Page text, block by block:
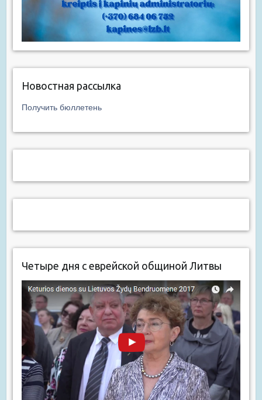
Новостная рассылка
Получить бюллетень
Четыре дня с еврейской общиной Литвы